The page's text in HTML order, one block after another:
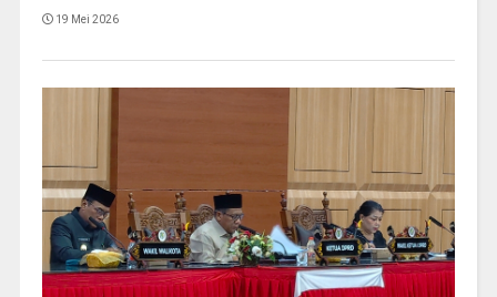
19 Mei 2026